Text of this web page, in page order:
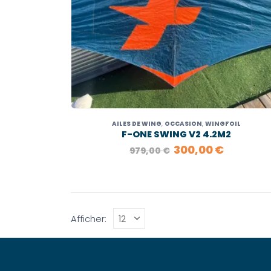
AILES DE WING, OCCASION,WINGFOIL
F-ONE SWING V2 4.2M2
979,00€ LE
PRIX
979,00 €.
300,00€LE
300,00
Afficher: